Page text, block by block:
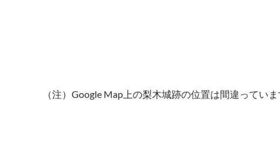
（注）Google Map上の梨木城跡の位置は間違ってい